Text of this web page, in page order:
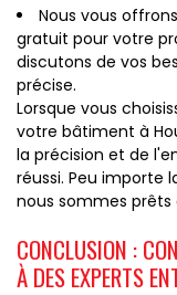
Nous vous
gratuit pour votre
discutons de vos
précise.
Lorsque vous
votre bâtiment à
la précision et de
réussi. Peu importe
nous sommes
CONCLUSION :
À DES EXPERTS